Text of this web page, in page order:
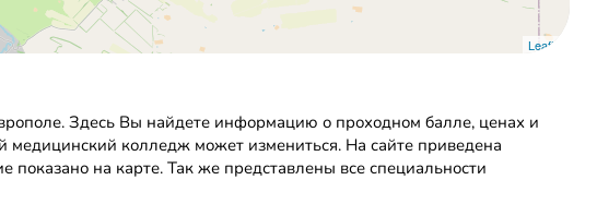
Leaflet
Здесь Вы найдете информацию о проходном балле, ценах и
медицинский колледж может измениться. На сайте приведена
на карте. Так же представлены все специальности